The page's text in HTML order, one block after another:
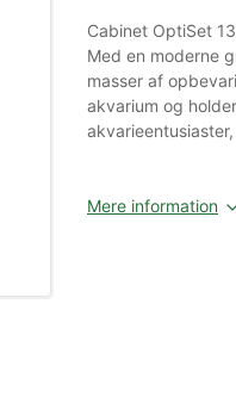
Cabinet OptiSet
Med en moderne
masser af
akvarium og
Mere information